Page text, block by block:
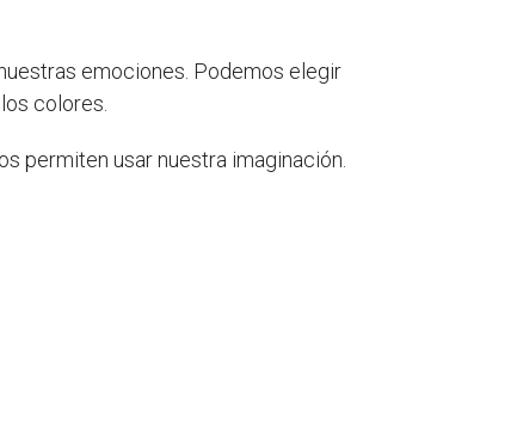
emociones. Podemos elegir
colores.
permiten usar nuestra imaginación.